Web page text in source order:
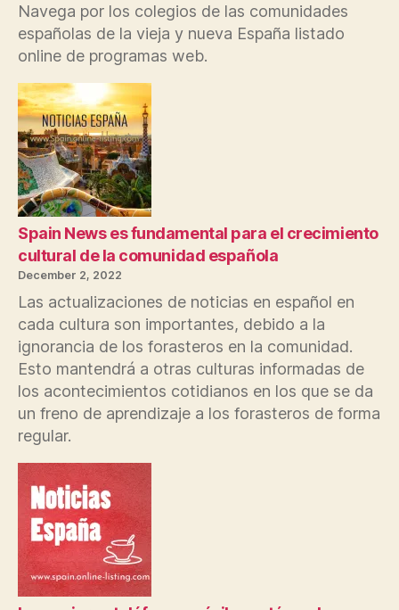
Navega por los colegios de las comunidades
españolas de la vieja y nueva España listado
online de programas web.
Spain News es fundamental para el crecimiento
cultural de la comunidad española
December 2, 2022
Las actualizaciones de noticias en español en
cada cultura son importantes, debido a la
ignorancia de los forasteros en la comunidad.
Esto mantendrá a otras culturas informadas de
los acontecimientos cotidianos en los que se da
un freno de aprendizaje a los forasteros de forma
regular.